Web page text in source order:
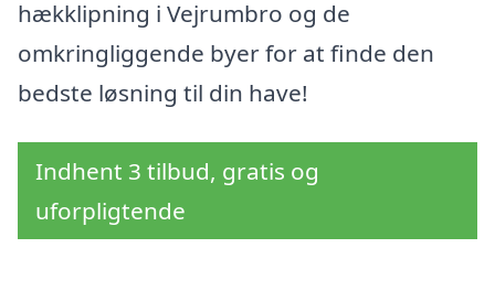
hækklipning i Vejrumbro og de
omkringliggende byer for at finde den
bedste løsning til din have!
Indhent 3 tilbud, gratis og
uforpligtende